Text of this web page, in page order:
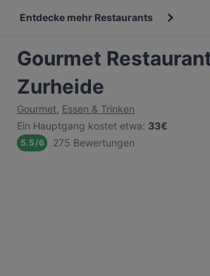
Entdecke mehr Restaurants
Gourmet
Zurheide
Gourmet, Essen & Trinken
Ein Hauptgang kostet etwa: 33€
5.5/6 275 Bewertungen